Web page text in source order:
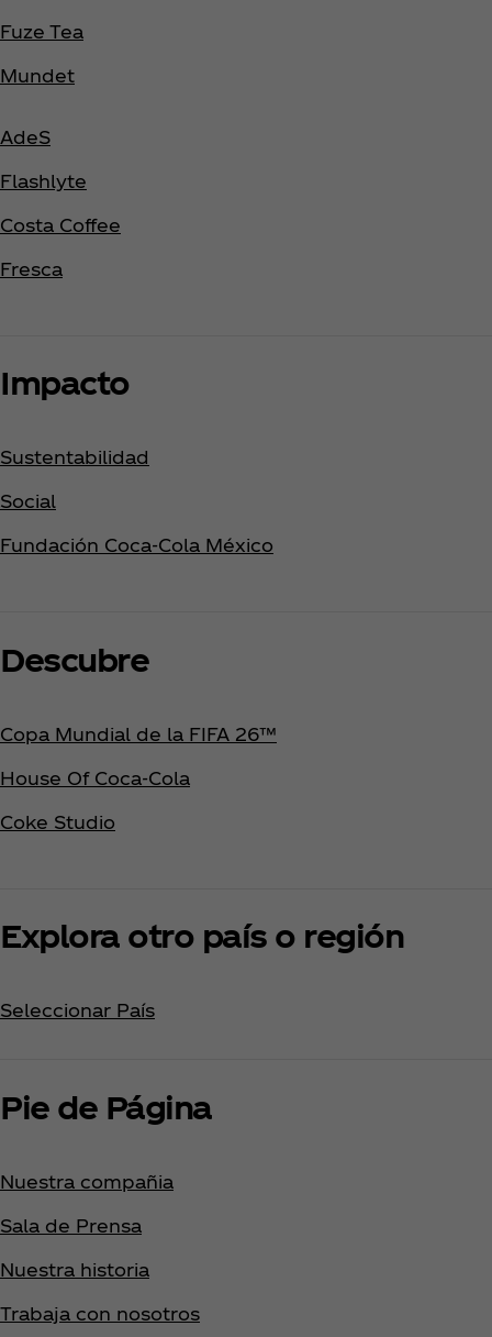
Fuze Tea
Mundet
AdeS
Flashlyte
Costa Coffee
Fresca
Impacto
Sustentabilidad
Social
Fundación Coca‑Cola México
Descubre
Copa Mundial de la FIFA 26™
House Of Coca‑Cola
Coke Studio
Explora otro país o región
Seleccionar País
Pie de Página
Nuestra compañia
Sala de Prensa
Nuestra historia
Trabaja con nosotros